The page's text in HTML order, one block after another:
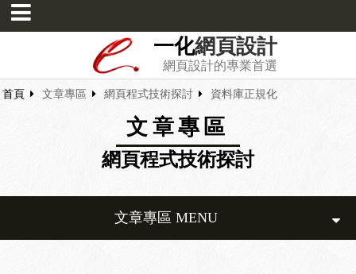
一化網頁設計
網頁設計的專業首選
首頁 文章專區 網頁程式技術探討 資料庫正規化
文章專區
網頁程式技術探討
文章專區 MENU